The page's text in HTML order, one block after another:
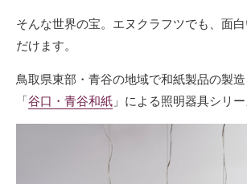
そんな世界の宝。エヌクラフツでも、面
だけます。
鳥取県東部・青谷の地域で和紙製品の製
「谷口・青谷和紙 」による照明器具シリ